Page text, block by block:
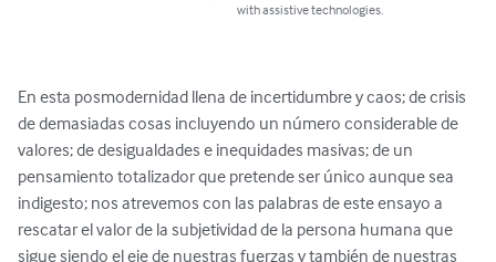
with assistive technologies.
En esta posmodernidad llena de incertidumbre y caos; de crisis
de demasiadas cosas incluyendo un número considerable de
valores; de desigualdades e inequidades masivas; de un
pensamiento totalizador que pretende ser único aunque sea
indigesto; nos atrevemos con las palabras de este ensayo a
rescatar el valor de la subjetividad de la persona humana que
sigue siendo el eje de nuestras fuerzas y también de nuestras